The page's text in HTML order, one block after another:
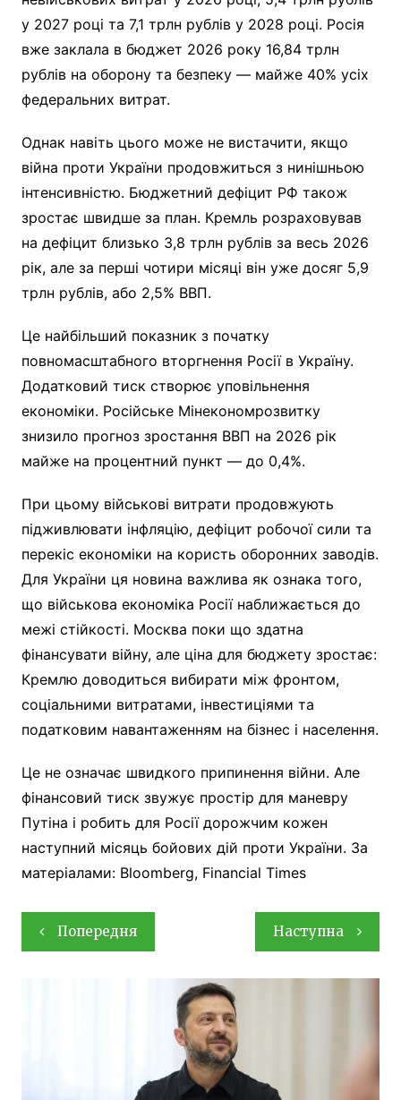
у 2027 році та 7,1 трлн рублів у 2028 році. Росія
вже заклала в бюджет 2026 року 16,84 трлн
рублів на оборону та безпеку — майже 40% усіх
федеральних витрат.
Однак навіть цього може не вистачити, якщо
війна проти України продовжиться з нинішньою
інтенсивністю. Бюджетний дефіцит РФ також
зростає швидше за план. Кремль розраховував
на дефіцит близько 3,8 трлн рублів за весь 2026
рік, але за перші чотири місяці він уже досяг 5,9
трлн рублів, або 2,5% ВВП.
Це найбільший показник з початку
повномасштабного вторгнення Росії в Україну.
Додатковий тиск створює уповільнення
економіки. Російське Мінекономрозвитку
знизило прогноз зростання ВВП на 2026 рік
майже на процентний пункт — до 0,4%.
При цьому військові витрати продовжують
підживлювати інфляцію, дефіцит робочої сили та
перекіс економіки на користь оборонних заводів.
Для України ця новина важлива як ознака того,
що військова економіка Росії наближається до
межі стійкості. Москва поки що здатна
фінансувати війну, але ціна для бюджету зростає:
Кремлю доводиться вибирати між фронтом,
соціальними витратами, інвестиціями та
податковим навантаженням на бізнес і населення.
Це не означає швидкого припинення війни. Але
фінансовий тиск звужує простір для маневру
Путіна і робить для Росії дорожчим кожен
наступний місяць бойових дій проти України. За
матеріалами: Bloomberg, Financial Times
Навігація
записів
Попередня Наступна